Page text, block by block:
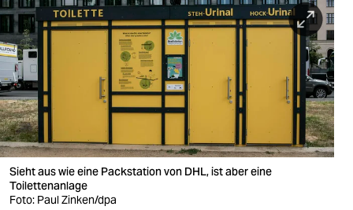
nord
wahrheit
verlag
verlag
veranstaltungen
shop
Sieht aus wie eine Packstation von DHL, ist aber eine
Toilettenanlage
Foto: Paul Zinken/dpa